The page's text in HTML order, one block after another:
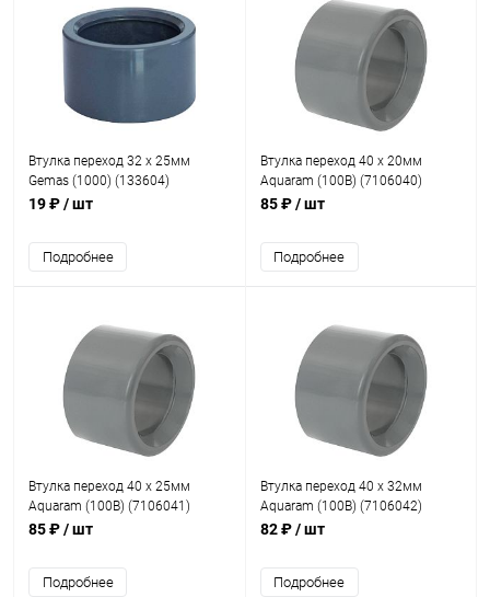
Втулка переход 32 x 25мм
Gemas (1000) (133604)
19 ₽/ шт
Подробнее
Втулка переход 40 x 20мм
Aquaram (100B) (7106040)
85 ₽/ шт
Подробнее
Втулка переход 40 x 25мм
Aquaram (100B) (7106041)
85 ₽/ шт
Подробнее
Втулка переход 40 x 32мм
Aquaram (100B) (7106042)
82 ₽/ шт
Подробнее